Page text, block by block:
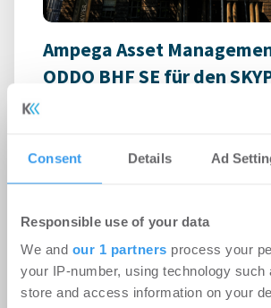
Consent Details Ad
Responsible use of your data
We and our 1 partners process your
your IP-number, using technology such
store and access information on your
Ampega Asset
ODDO BHF SE für den
registriert, erstellen Sie sich jetzt
kostenlosen Account, um auf die